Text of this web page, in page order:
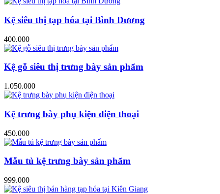
Kệ siêu thị tạp hóa tại Bình Dương
400.000
Kệ gỗ siêu thị trưng bày sản phẩm
1.050.000
Kệ trưng bày phụ kiện điện thoại
450.000
Mẫu tủ kệ trưng bày sản phẩm
999.000